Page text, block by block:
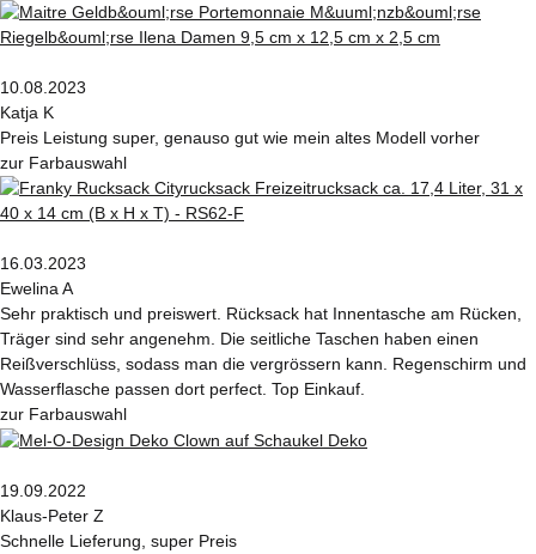
10.08.2023
Katja K
Preis Leistung super, genauso gut wie mein altes Modell vorher
zur Farbauswahl
16.03.2023
Ewelina A
Sehr praktisch und preiswert. Rücksack hat Innentasche am Rücken,
Träger sind sehr angenehm. Die seitliche Taschen haben einen
Reißverschlüss, sodass man die vergrössern kann. Regenschirm und
Wasserflasche passen dort perfect. Top Einkauf.
zur Farbauswahl
19.09.2022
Klaus-Peter Z
Schnelle Lieferung, super Preis